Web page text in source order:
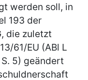
werden soll, in
193 der
die zuletzt
61/EU (ABl L
5) geändert